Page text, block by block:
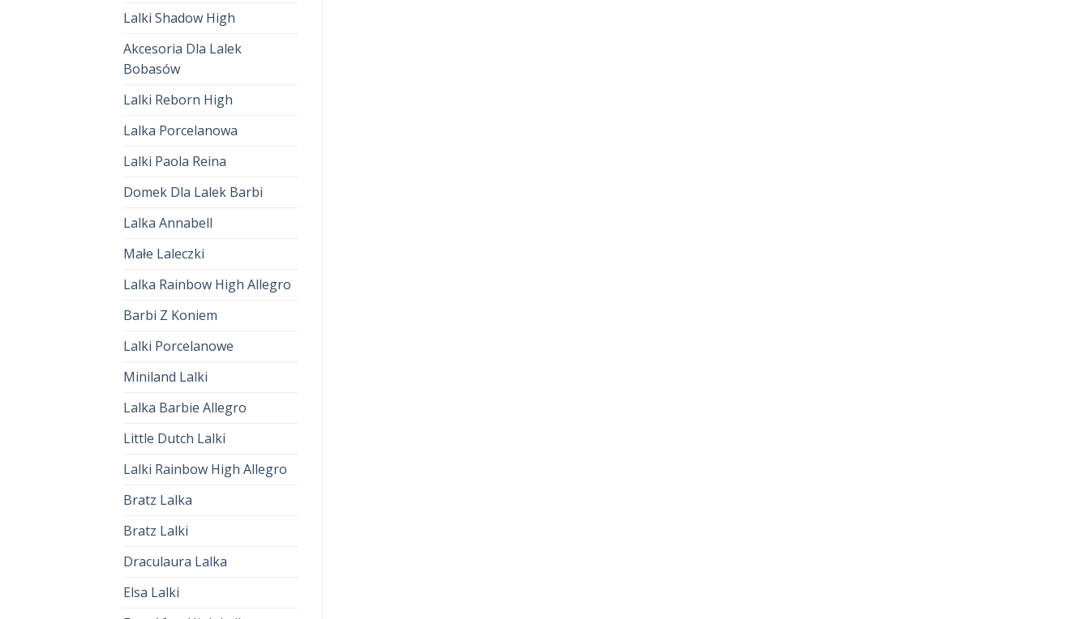
Lalki Shadow High
Akcesoria Dla Lalek
Bobasów
Lalki Reborn High
Lalka Porcelanowa
Lalki Paola Reina
Domek Dla Lalek Barbi
Lalka Annabell
Małe Laleczki
Lalka Rainbow High Allegro
Barbi Z Koniem
Lalki Porcelanowe
Miniland Lalki
Lalka Barbie Allegro
Little Dutch Lalki
Lalki Rainbow High Allegro
Bratz Lalka
Bratz Lalki
Draculaura Lalka
Elsa Lalki